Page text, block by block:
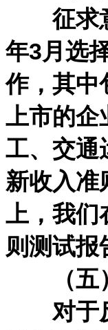
征求意
年3月选
作，其中
上市的企
工、交通
新收入准
上，我们
则测试报
（五）
对于反